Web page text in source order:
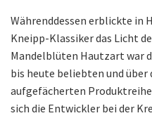
Währenddessen erblickte in
Kneipp-Klassiker das Licht
Mandelblüten Hautzart war
bis heute beliebten und über
aufgefächerten
sich die Entwickler bei der